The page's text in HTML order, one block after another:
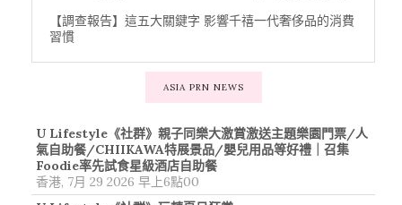
【調查報告】這五大關鍵字 影響千禧一代奢侈品的消費
習慣
ASIA PRN NEWS
U Lifestyle《社群》親子同樂大激賞激送主題樂園門票/人
氣自助餐/CHIIKAWA特展景品/嬰兒用品等好禮｜召集
Foodie率先試食星級酒店自助餐
香港, 7月 29 2026 早上6點00